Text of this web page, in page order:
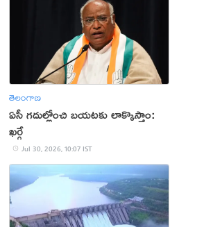
తెలంగాణ
ఏసీ గదుల్లోంచి బయటకు లాక్కొస్తాం:
ఖర్గే
Jul 30, 2026, 10:07 IST